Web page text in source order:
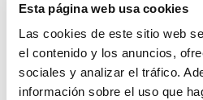
Esta página web usa cookies
Las cookies de este sitio web
el contenido y los anuncios,
sociales y analizar el tráfico.
información sobre el uso que
ovárica extraer los ovocitos y